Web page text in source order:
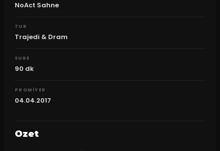
NoAct Sahne
TUR
Trajedi & Dram
SURE
90 dk
PROMIYER
04.04.2017
Ozet